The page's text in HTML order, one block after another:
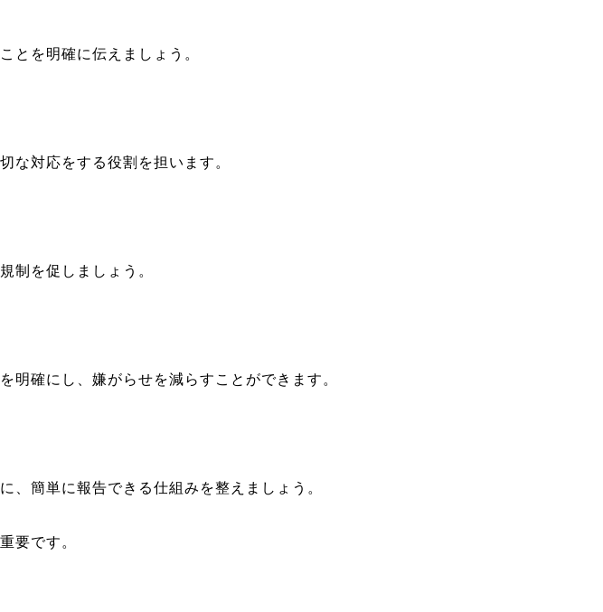
とを明確に伝えましょう。
な対応をする役割を担います。
制を促しましょう。
明確にし、嫌がらせを減らすことができます。
、簡単に報告できる仕組みを整えましょう。
要です。